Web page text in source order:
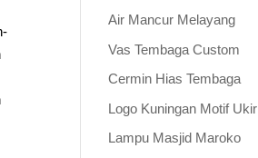
Air Mancur Melayang
Vas Tembaga Custom
Cermin Hias Tembaga
Logo Kuningan Motif Ukir
Lampu Masjid Maroko